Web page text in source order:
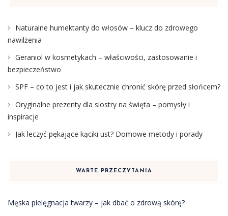
Naturalne humektanty do włosów – klucz do zdrowego
nawilżenia
Geraniol w kosmetykach – właściwości, zastosowanie i
bezpieczeństwo
SPF – co to jest i jak skutecznie chronić skórę przed słońcem?
Oryginalne prezenty dla siostry na święta – pomysły i
inspiracje
Jak leczyć pękające kąciki ust? Domowe metody i porady
WARTE PRZECZYTANIA
Męska pielęgnacja twarzy – jak dbać o zdrową skórę?